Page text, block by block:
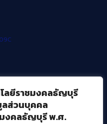
ลยีราชมงคลธัญบุรี
ลส่วนบุคคล
มงคลธัญบุรี พ.ศ.